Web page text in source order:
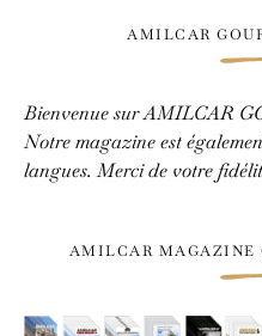
AMILCAR
Bienvenue sur AMILCAR
Notre magazine est
langues. Merci de votre
AMILCAR MAGAZINE